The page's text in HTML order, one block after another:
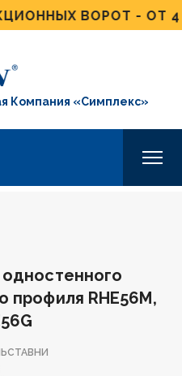
ВОРОТ - ОТ 4
Компания «Симплекс»
профиля RHE56M,